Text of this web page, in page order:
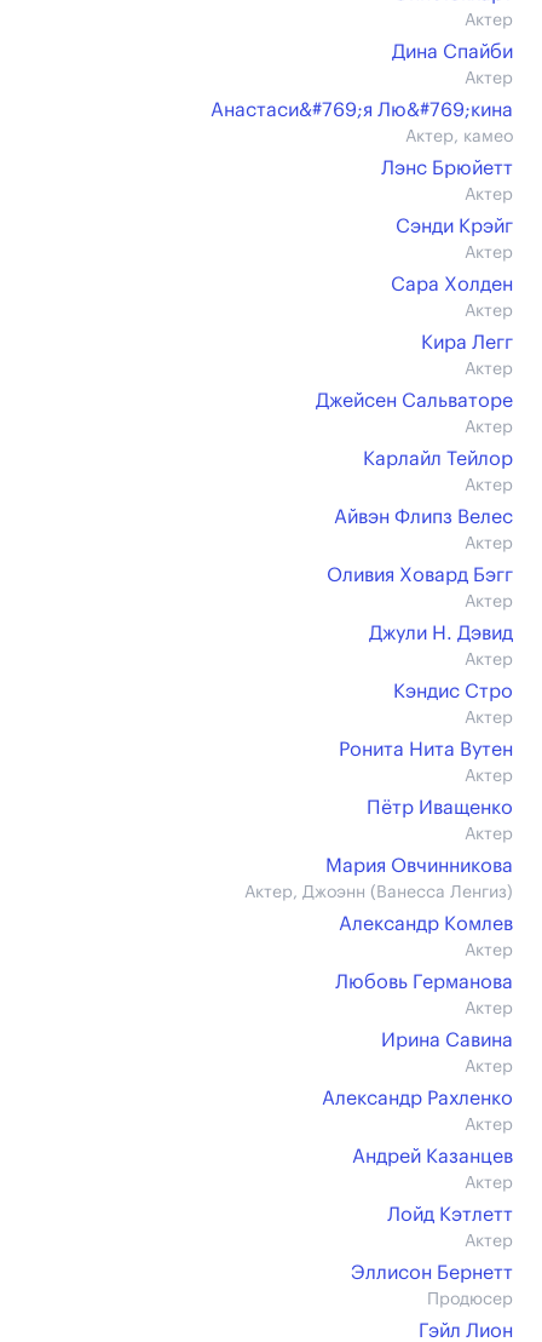
Актер
Дина Спайби
Актер
Анастаси&#769;я Лю&#769;кина
Актер, камео
Лэнс Брюйетт
Актер
Сэнди Крэйг
Актер
Сара Холден
Актер
Кира Легг
Актер
Джейсен Сальваторе
Актер
Карлайл Тейлор
Актер
Айвэн Флипз Велес
Актер
Оливия Ховард Бэгг
Актер
Джули Н. Дэвид
Актер
Кэндис Стро
Актер
Ронита Нита Вутен
Актер
Пётр Иващенко
Актер
Мария Овчинникова
Актер, Джоэнн (Ванесса Ленгиз)
Александр Комлев
Актер
Любовь Германова
Актер
Ирина Савина
Актер
Александр Рахленко
Актер
Андрей Казанцев
Актер
Лойд Кэтлетт
Актер
Эллисон Бернетт
Продюсер
Гэйл Лион